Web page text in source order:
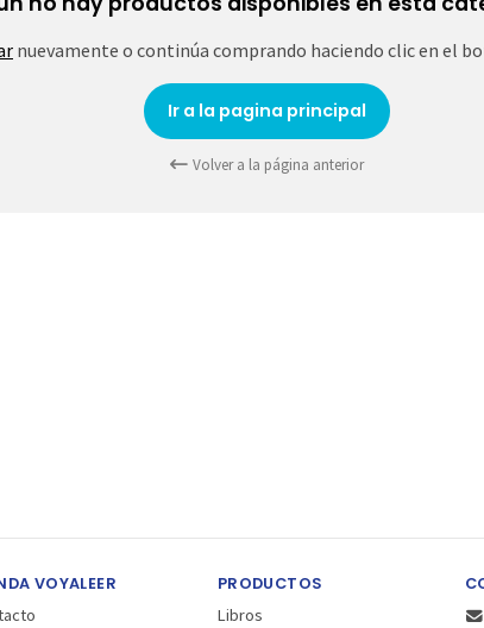
nuevamente o continúa comprando haciendo clic en el
Ir a la pagina principal
Volver a la página anterior
VOYALEER PRODUCTOS
Libros